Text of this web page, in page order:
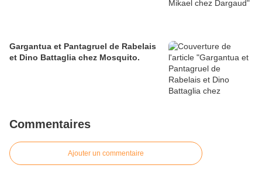
Gargantua et Pantagruel de Rabelais
et Dino Battaglia chez Mosquito.
Commentaires
Ajouter un commentaire